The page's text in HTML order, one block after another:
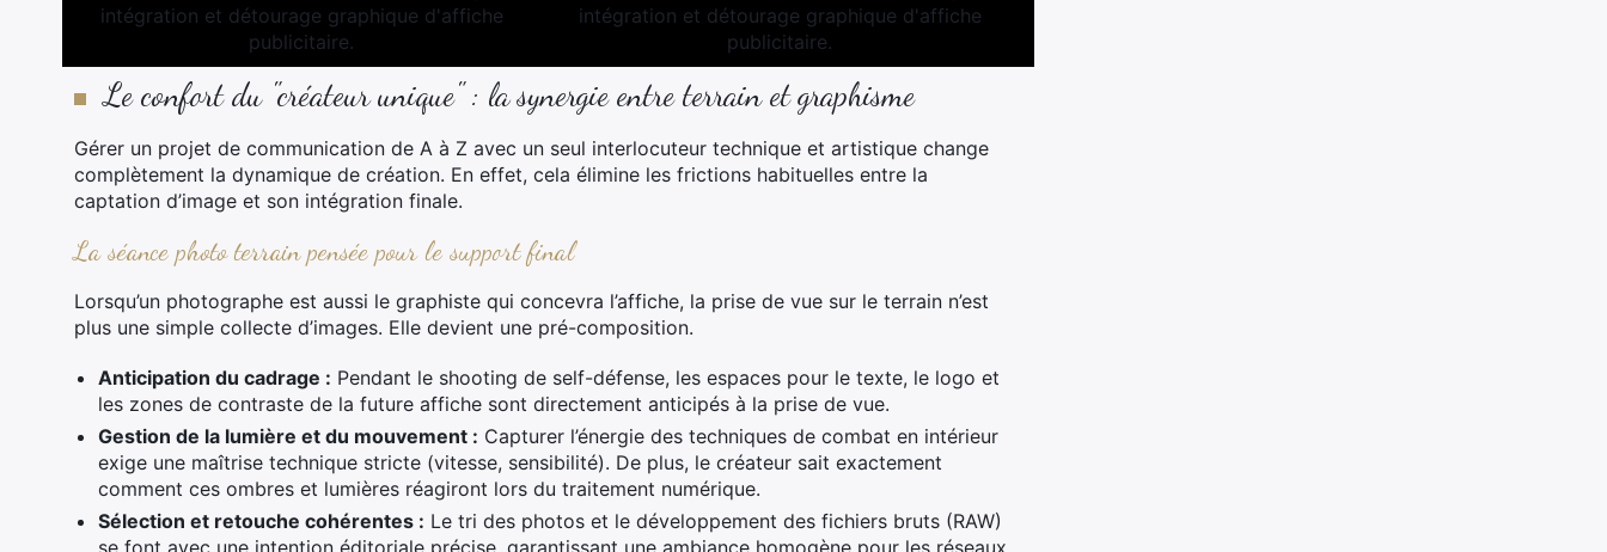
Le confort du "créateur unique" : la synergie entre terrain et graphisme
Gérer un projet de communication de A à Z avec un seul interlocuteur technique et artistique change
complètement la dynamique de création. En effet, cela élimine les frictions habituelles entre la
captation d’image et son intégration finale.
La séance photo terrain pensée pour le support final
Lorsqu’un photographe est aussi le graphiste qui concevra l’affiche, la prise de vue sur le terrain n’est
plus une simple collecte d’images. Elle devient une pré-composition.
Anticipation du cadrage : Pendant le shooting de self-défense, les espaces pour le texte, le logo et
les zones de contraste de la future affiche sont directement anticipés à la prise de vue.
Gestion de la lumière et du mouvement : Capturer l’énergie des techniques de combat en intérieur
exige une maîtrise technique stricte (vitesse, sensibilité). De plus, le créateur sait exactement
comment ces ombres et lumières réagiront lors du traitement numérique.
Sélection et retouche cohérentes : Le tri des photos et le développement des fichiers bruts (RAW)
se font avec une intention éditoriale précise, garantissant une ambiance homogène pour les réseaux